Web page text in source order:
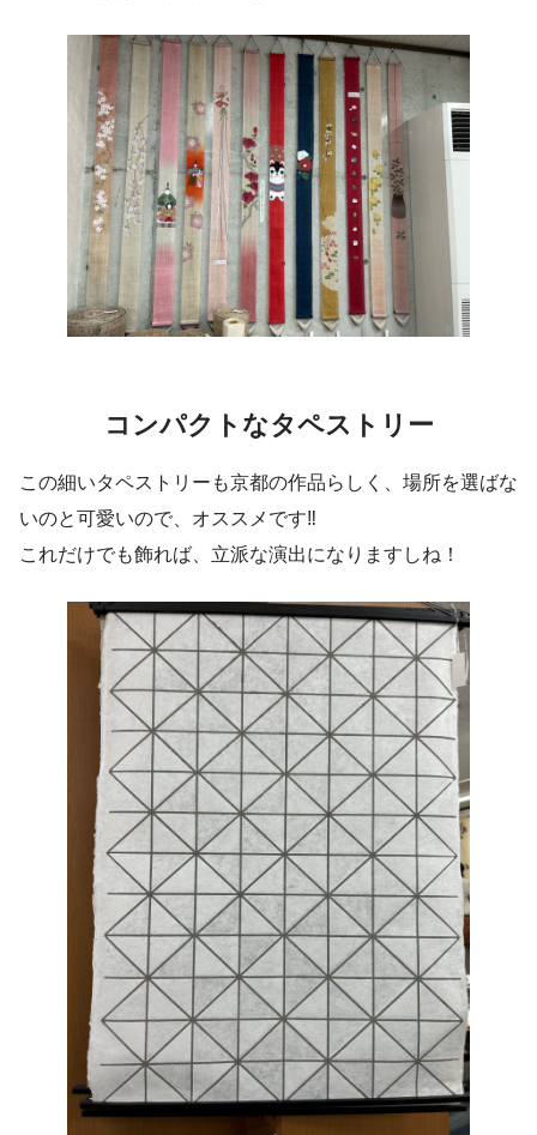
コンパクトなタペストリー
この細いタペストリーも京都の作品らしく、場所を選ばな
いのと可愛いので、オススメです‼︎
これだけでも飾れば、立派な演出になりますしね！